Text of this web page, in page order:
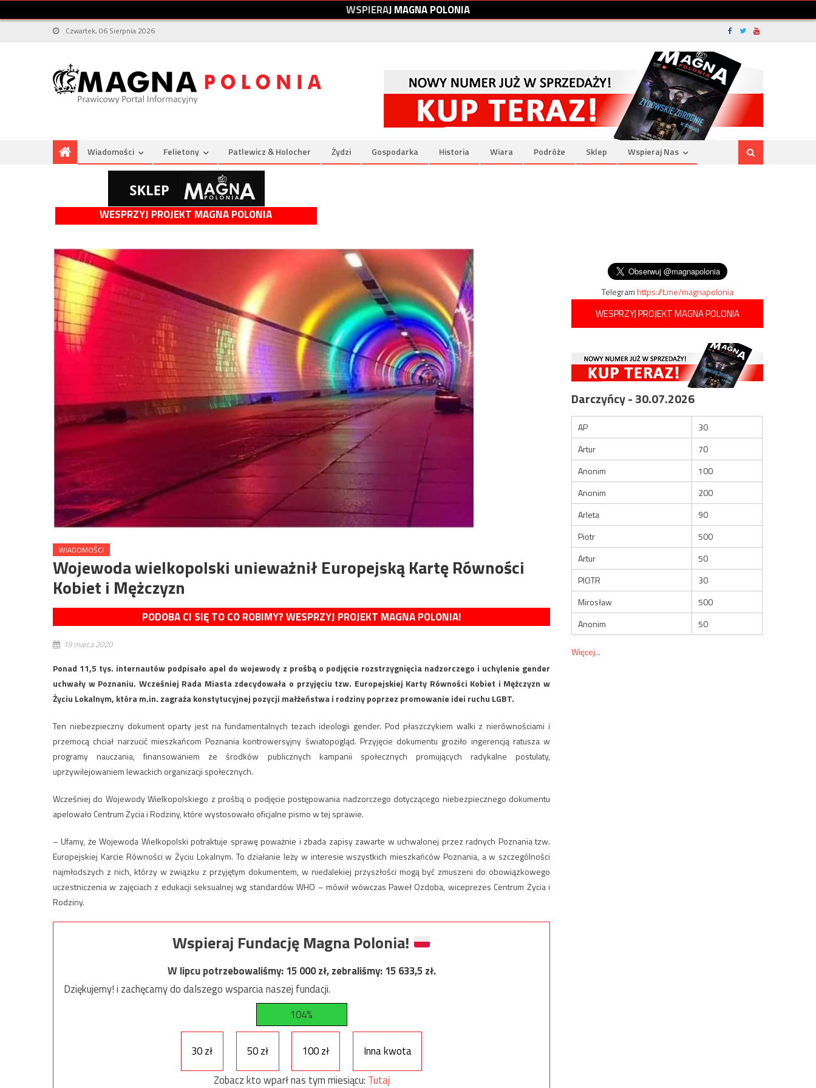
WSPIERAJMAGNAPOLONIA
Czwartek, 06 Sierpnia 2026
Wiadomości Felietony Patlewicz & Holocher Żydzi Gospodarka Historia Wiara Podróże Sklep Wspieraj Nas
WESPRZYJ PROJEKT MAGNA POLONIA
WIADOMOŚCI
Wojewoda wielkopolski unieważnił Europejską Kartę Równości
Kobiet i Mężczyzn
PODOBA CI SIĘ TO CO ROBIMY? WESPRZYJ PROJEKT MAGNA POLONIA!
19 marca 2020
Ponad 11,5 tys. internautów podpisało apel do wojewody z prośbą o podjęcie rozstrzygnięcia nadzorczego i uchylenie gender
uchwały w Poznaniu. Wcześniej Rada Miasta zdecydowała o przyjęciu tzw. Europejskiej Karty Równości Kobiet i Mężczyzn w
Życiu Lokalnym, która m.in. zagraża konstytucyjnej pozycji małżeństwa i rodziny poprzez promowanie idei ruchu LGBT.
Ten niebezpieczny dokument oparty jest na fundamentalnych tezach ideologii gender. Pod płaszczykiem walki z nierównościami i
przemocą chciał narzucić mieszkańcom Poznania kontrowersyjny światopogląd. Przyjęcie dokumentu groziło ingerencją ratusza w
programy nauczania, finansowaniem ze środków publicznych kampanii społecznych promujących radykalne postulaty,
uprzywilejowaniem lewackich organizacji społecznych.
Wcześniej do Wojewody Wielkopolskiego z prośbą o podjęcie postępowania nadzorczego dotyczącego niebezpiecznego dokumentu
apelowało Centrum Życia i Rodziny, które wystosowało oficjalne pismo w tej sprawie.
– Ufamy, że Wojewoda Wielkopolski potraktuje sprawę poważnie i zbada zapisy zawarte w uchwalonej przez radnych Poznania tzw.
Europejskiej Karcie Równości w Życiu Lokalnym. To działanie leży w interesie wszystkich mieszkańców Poznania, a w szczególności
najmłodszych z nich, którzy w związku z przyjętym dokumentem, w niedalekiej przyszłości mogą być zmuszeni do obowiązkowego
uczestniczenia w zajęciach z edukacji seksualnej wg standardów WHO – mówił wówczas Paweł Ozdoba, wiceprezes Centrum Życia i
Rodziny.
Wspieraj Fundację Magna Polonia!
W lipcu potrzebowaliśmy:15 000zł, zebraliśmy:15 633,5zł.
Dziękujemy! i zachęcamy do dalszego wsparcia naszej fundacji.
104%
30 zł 50 zł 100 zł
Inna kwota
Zobacz kto wparł nas tym miesiącu: Tutaj
Telegramhttps://t.me/magnapolonia
WESPRZYJ PROJEKT MAGNA POLONIA
Darczyńcy - 30.07.2026
AP
30
Artur
70
Anonim
100
Anonim
200
Arleta
90
Piotr
500
Artur
50
PIOTR
30
Mirosław
500
Anonim
50
Więcej...